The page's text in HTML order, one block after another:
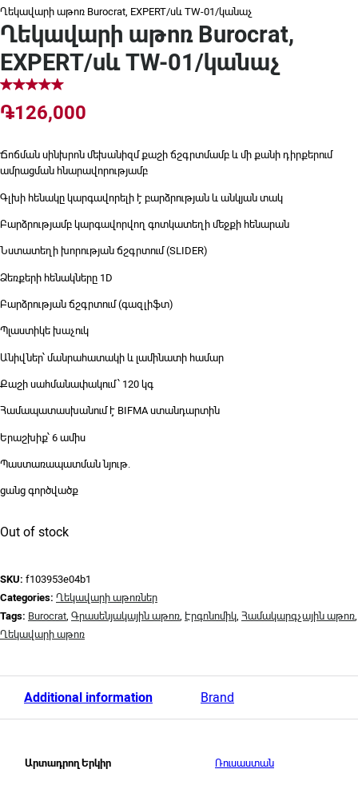
Ղեկավարի աթոռ Burocrat, EXPERT/սև TW-01/կանաչ
Ղեկավարի աթոռ Burocrat,
EXPERT/սև TW-01/կանաչ
֏126,000
Ճոճման սինխրոն մեխանիզմ քաշի ճշգրտմամբ և մի քանի դիրքերում
ամրացման հնարավորությամբ
Գլխի հենակը կարգավորելի է բարձրության և անկյան տակ
Բարձրությամբ կարգավորվող գոտկատեղի մեջքի հենարան
Նստատեղի խորության ճշգրտում (SLIDER)
Ձեռքերի հենակները 1D
Բարձրության ճշգրտում (գազլիֆտ)
Պլաստիկե խաչուկ
Անիվներ՝ մանրահատակի և լամինատի համար
Քաշի սահմանափակում ՝ 120 կգ
Համապատասխանում է BIFMA ստանդարտին
Երաշխիք՝ 6 ամիս
Պաստառապատման նյութ.
ցանց գործվածք
Out of stock
SKU: f103953e04b1
Categories: Ղեկավարի աթոռներ
Tags: Burocrat, Գրասենյակային աթոռ, Էրգոնոմիկ, Համակարգչային աթոռ,
Ղեկավարի աթոռ
Additional information Brand
Արտադրող Երկիր Ռուսաստան